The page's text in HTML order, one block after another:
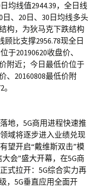
均线值2944.39，全日线
、20日、30日均线多头
构，为狄马克下跌结构
比支撑2956.78现全日
于20190620收盘价、
附近；今日最低价位于
、20160808最低价附
地，5G商用进程快速推
域将逐步进入业绩兑现
望开启“戴维斯双击”模
会”盛大开幕，在5G商
式拉开：5G综合实力再
，5G垂直应用全面开